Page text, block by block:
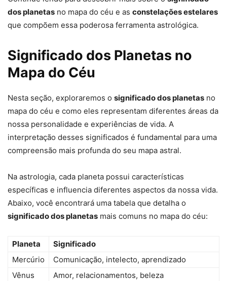
dos planetas no mapa do céu e as constelações estelares
que compõem essa poderosa ferramenta astrológica.
Significado dos Planetas no
Mapa do Céu
Nesta seção, exploraremos o significado dos planetas no
mapa do céu e como eles representam diferentes áreas da
nossa personalidade e experiências de vida. A
interpretação desses significados é fundamental para uma
compreensão mais profunda do seu mapa astral.
Na astrologia, cada planeta possui características
específicas e influencia diferentes aspectos da nossa vida.
Abaixo, você encontrará uma tabela que detalha o
significado dos planetas mais comuns no mapa do céu:
Planeta
Significado
Mercúrio
Comunicação, intelecto, aprendizado
Vênus
Amor, relacionamentos, beleza